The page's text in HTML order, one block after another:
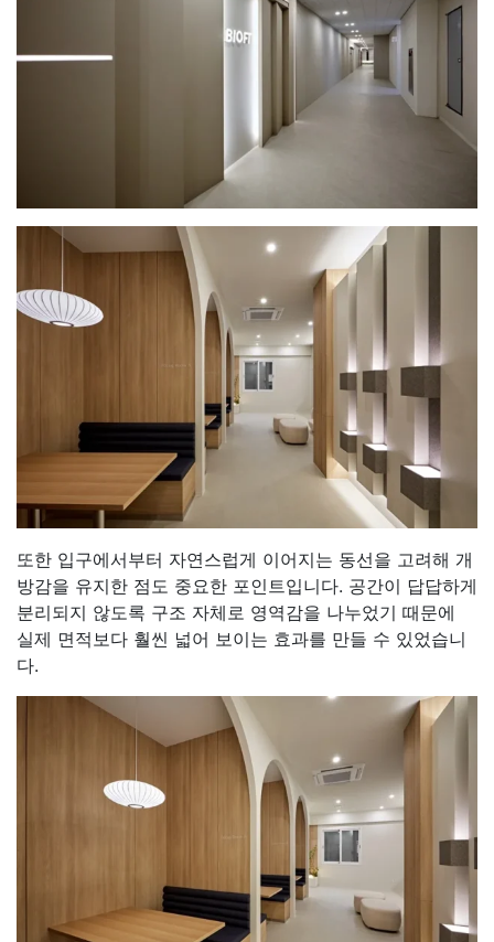
또한 입구에서부터 자연스럽게 이어지는 동선을 고려해 개
방감을 유지한 점도 중요한 포인트입니다. 공간이 답답하게
분리되지 않도록 구조 자체로 영역감을 나누었기 때문에
실제 면적보다 훨씬 넓어 보이는 효과를 만들 수 있었습니
다.